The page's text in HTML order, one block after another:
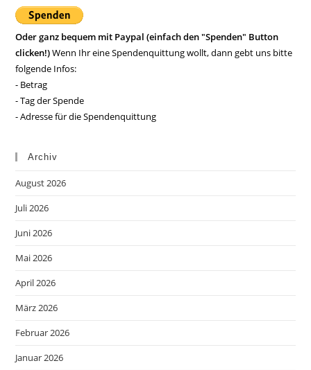
Oder ganz bequem mit Paypal (einfach den "Spenden" Button
clicken!)Wenn Ihr eine Spendenquittung wollt, dann gebt uns bitte
folgende Infos:
- Betrag
- Tag der Spende
- Adresse für die Spendenquittung
Archiv
August 2026
Juli 2026
Juni 2026
Mai 2026
April 2026
März 2026
Februar 2026
Januar 2026